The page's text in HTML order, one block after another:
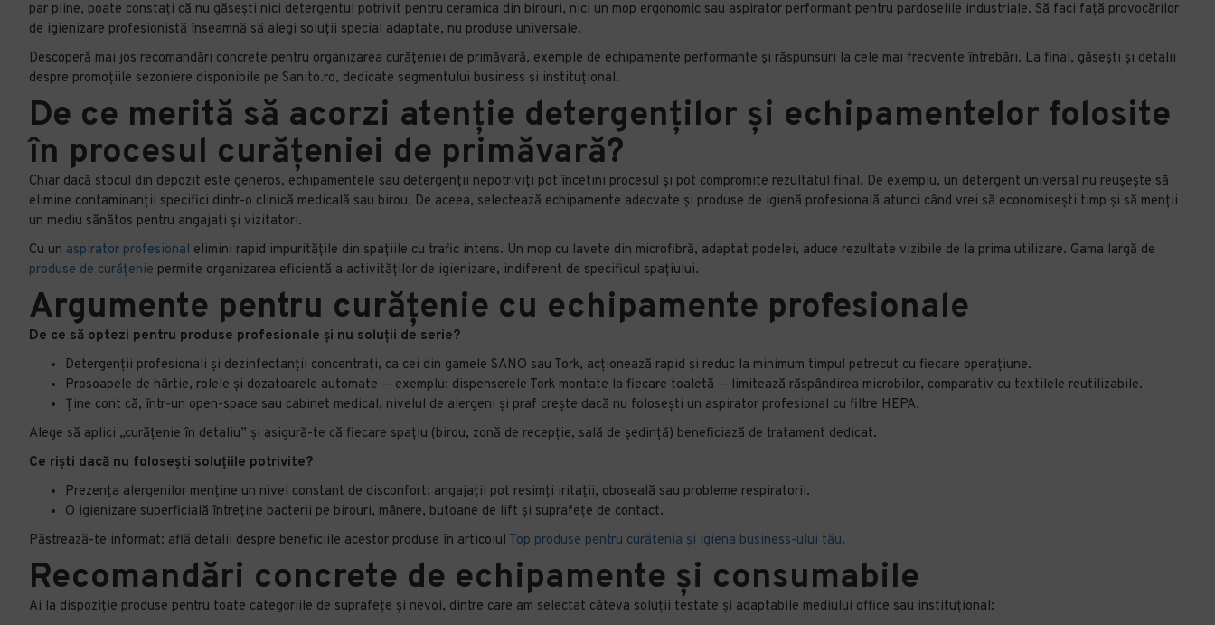
par pline, poate constați că nu găsești nici detergentul potrivit pentru ceramica din birouri, nici un mop ergonomic sau aspirator performant pentru pardoselile industriale. Să faci față provocărilor
de igienizare profesionistă înseamnă să alegi soluții special adaptate, nu produse universale.
Descoperă mai jos recomandări concrete pentru organizarea curățeniei de primăvară, exemple de echipamente performante și răspunsuri la cele mai frecvente întrebări. La final, găsești și detalii
despre promoțiile sezoniere disponibile pe Sanito.ro, dedicate segmentului business și instituțional.
De ce merită să acorzi atenție detergenților și echipamentelor folosite
în procesul curățeniei de primăvară?
Chiar dacă stocul din depozit este generos, echipamentele sau detergenții nepotriviți pot încetini procesul și pot compromite rezultatul final. De exemplu, un detergent universal nu reușește să
elimine contaminanții specifici dintr-o clinică medicală sau birou. De aceea, selectează echipamente adecvate și produse de igienă profesională atunci când vrei să economisești timp și să menții
un mediu sănătos pentru angajați și vizitatori.
Cu un aspirator profesional elimini rapid impuritățile din spațiile cu trafic intens. Un mop cu lavete din microfibră, adaptat podelei, aduce rezultate vizibile de la prima utilizare. Gama largă de
produse de curățenie permite organizarea eficientă a activităților de igienizare, indiferent de specificul spațiului.
Argumente pentru curățenie cu echipamente profesionale
De ce să optezi pentru produse profesionale și nu soluții de serie?
Detergenții profesionali și dezinfectanții concentrați, ca cei din gamele SANO sau Tork, acționează rapid și reduc la minimum timpul petrecut cu fiecare operațiune.
Prosoapele de hârtie, rolele și dozatoarele automate — exemplu: dispenserele Tork montate la fiecare toaletă — limitează răspândirea microbilor, comparativ cu textilele reutilizabile.
Ține cont că, într-un open-space sau cabinet medical, nivelul de alergeni și praf crește dacă nu folosești un aspirator profesional cu filtre HEPA.
Alege să aplici „curățenie în detaliu” și asigură-te că fiecare spațiu (birou, zonă de recepție, sală de ședință) beneficiază de tratament dedicat.
Ce riști dacă nu folosești soluțiile potrivite?
Prezența alergenilor menține un nivel constant de disconfort; angajații pot resimți iritații, oboseală sau probleme respiratorii.
O igienizare superficială întreține bacterii pe birouri, mânere, butoane de lift și suprafețe de contact.
Păstrează-te informat: află detalii despre beneficiile acestor produse în articolul Top produse pentru curățenia și igiena business-ului tău.
Recomandări concrete de echipamente și consumabile
Ai la dispoziție produse pentru toate categoriile de suprafețe și nevoi, dintre care am selectat câteva soluții testate și adaptabile mediului office sau instituțional: